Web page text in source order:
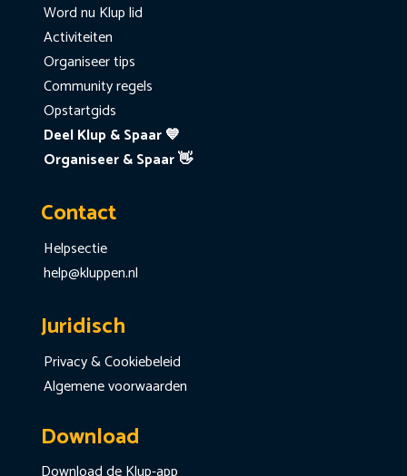
Word nu Klup lid
Activiteiten
Organiseer tips
Community regels
Opstartgids
Deel Klup & Spaar 💙
Organiseer & Spaar 👋
Contact
Helpsectie
help@kluppen.nl
Juridisch
Privacy & Cookiebeleid
Algemene voorwaarden
Download